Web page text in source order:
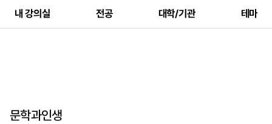
내 강의실 전공 대학/기관 테마
문학과인생